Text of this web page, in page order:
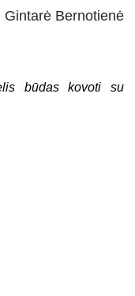
Gintarė Bernotienė
būdas kovoti su